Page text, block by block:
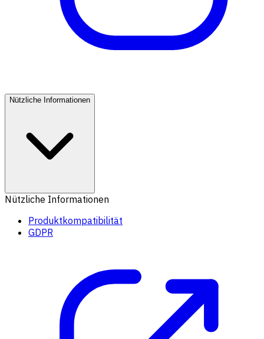
Nützliche Informationen
Nützliche Informationen
Produktkompatibilität
GDPR